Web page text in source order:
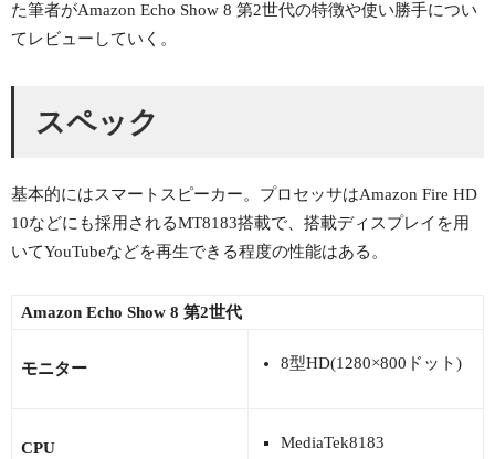
た筆者がAmazon Echo Show 8 第2世代の特徴や使い勝手につい
てレビューしていく。
スペック
基本的にはスマートスピーカー。プロセッサはAmazon Fire HD
10などにも採用されるMT8183搭載で、搭載ディスプレイを用
いてYouTubeなどを再生できる程度の性能はある。
Amazon Echo Show 8 第2世代
モニター 8型HD(1280×800ドット)
CPU MediaTek8183